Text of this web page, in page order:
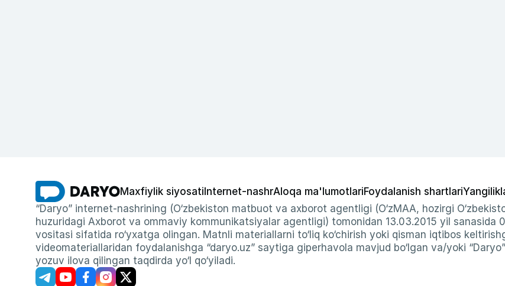
Maxfiylik siyosati Internet-nashrAloqa ma'lumotlariFoydalanish shartlari
“Daryo” internet-nashrining (O‘zbekiston matbuot va axborot agentligi (O‘zMAA, hozirgi
huzuridagi Axborot va ommaviy kommunikatsiyalar agentligi) tomonidan 13.03.2015 yil
vositasi sifatida ro‘yxatga olingan. Matnli materiallarni to‘liq ko‘chirish yoki qisman iqtibos
videomateriallaridan foydalanishga “daryo.uz” saytiga giperhavola mavjud bo‘lgan va/yoki
yozuv ilova qilingan taqdirda yo‘l qo‘yiladi.